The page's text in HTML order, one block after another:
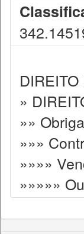
»
»»
»»»
»»»»
»»»»»